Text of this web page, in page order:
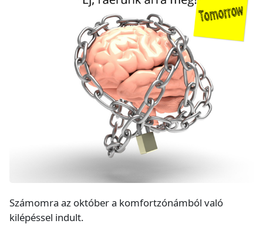
Számomra az október a komfortzónámból való
kilépéssel indult.